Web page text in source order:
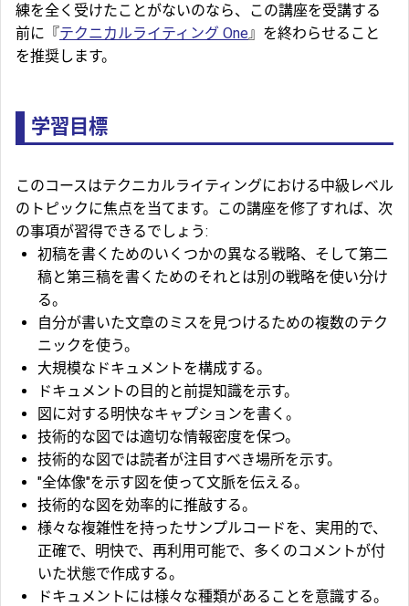
練を全く受けたことがないのなら、この講座を受講する
前に『テクニカルライティング One』を終わらせること
を推奨します。
学習目標
このコースはテクニカルライティングにおける中級レベル
のトピックに焦点を当てます。この講座を修了すれば、次
の事項が習得できるでしょう:
初稿を書くためのいくつかの異なる戦略、そして第二
稿と第三稿を書くためのそれとは別の戦略を使い分け
る。
自分が書いた文章のミスを見つけるための複数のテク
ニックを使う。
大規模なドキュメントを構成する。
ドキュメントの目的と前提知識を示す。
図に対する明快なキャプションを書く。
技術的な図では適切な情報密度を保つ。
技術的な図では読者が注目すべき場所を示す。
"全体像"を示す図を使って文脈を伝える。
技術的な図を効率的に推敲する。
様々な複雑性を持ったサンプルコードを、実用的で、
正確で、明快で、再利用可能で、多くのコメントが付
いた状態で作成する。
ドキュメントには様々な種類があることを意識する。